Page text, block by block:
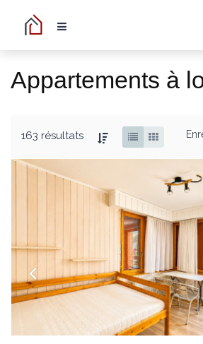
Appartements à
163 résultats